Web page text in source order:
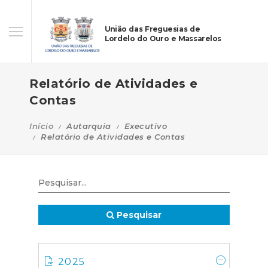
União das Freguesias de
Lordelo do Ouro e Massarelos
Relatório de Atividades e
Contas
Início Autarquia
Executivo
Relatório de Atividades e Contas
Pesquisar
2025